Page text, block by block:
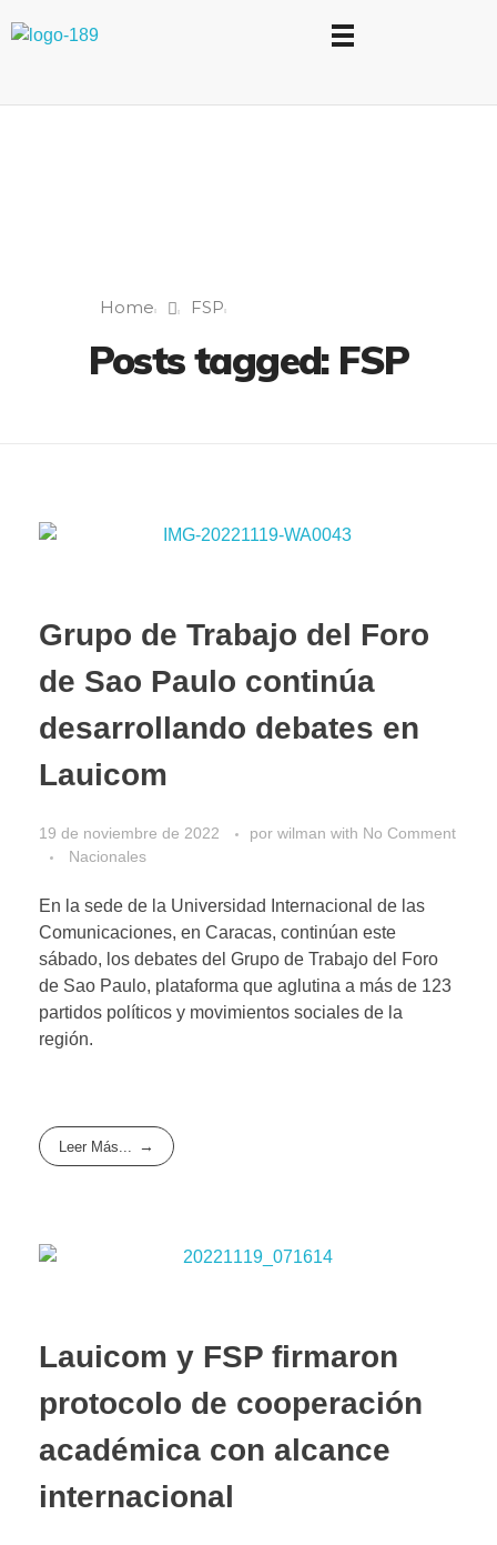
Home FSP
Posts tagged: FSP
Grupo de Trabajo del Foro
de Sao Paulo continúa
desarrollando debates en
Lauicom
19 de noviembre de 2022 por wilman with No Comment
Nacionales
En la sede de la Universidad Internacional de las
Comunicaciones, en Caracas, continúan este
sábado, los debates del Grupo de Trabajo del Foro
de Sao Paulo, plataforma que aglutina a más de 123
partidos políticos y movimientos sociales de la
región.
Leer Más...
Lauicom y FSP firmaron
protocolo de cooperación
académica con alcance
internacional